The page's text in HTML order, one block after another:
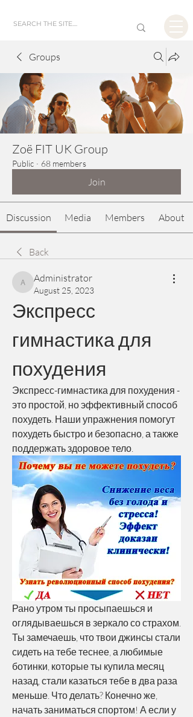
Groups
Zoë FIT UK Group
Public · 68 members
Join
Discussion Media Members About
Back
Administrator
Administrator
August 25, 2023
Экспресс
гимнастика для
похудения
Экспресс-гимнастика для похудения -
это простой, но эффективный способ
похудеть. Наши упражнения помогут
похудеть быстро и безопасно, а также
поддержать здоровое тело.
Рано утром ты просыпаешься и
оглядываешься в зеркало со страхом.
Ты замечаешь, что твои джинсы стали
сидеть на тебе теснее, а любимые
ботинки, которые ты купила месяц
назад, стали казаться тебе в два раза
меньше. Что делать? Конечно же,
начать заниматься спортом! А если у